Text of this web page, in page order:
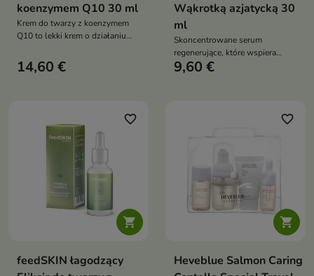
koenzymem Q10 30 ml
Krem do twarzy z koenzymem
Q10 to lekki krem o działaniu
pomaga wygładzać zmarszczki,
poprawia elastyczność skóry
Q10, panthenolu i witaminy E
wspiera regenerację skóry oraz
chroni ją przed działaniem
wolnych rodników,
pozostawiając cerę gładką,
jędrną i promienną
14,60 €
Wąkrotką azjatycką 30
ml
Skoncentrowane serum
regenerujące, które wspiera
odbudowę skóry, wygładza
9,60 €

favorite_border
feedSKIN łagodzący

favorite_border
Heveblue Salmon Caring